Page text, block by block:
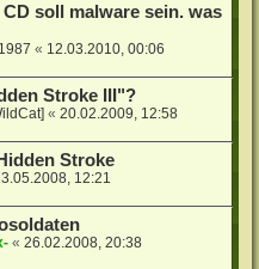
soll malware sein. was
« 12.03.2010, 00:06
Stroke III"?
«20.02.2009, 12:58
Stroke
12:21
«26.02.2008, 20:38